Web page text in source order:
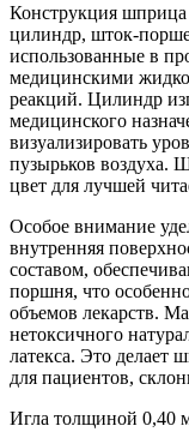
Конструкция шприца
цилиндр, шток-
использованные в
медицинскими
реакций. Цилиндр
медицинского
визуализировать
пузырьков воздуха.
цвет для лучшей
Особое внимание
внутренняя
составом,
поршня, что
объемов лекарств.
нетоксичного
латекса. Это делает
для пациентов,
Игла толщиной 0,40